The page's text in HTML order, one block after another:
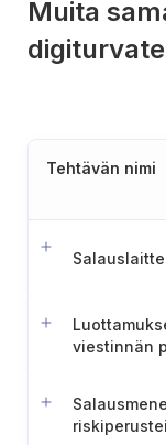
Muita
Tehtävän nimi
viestinnän